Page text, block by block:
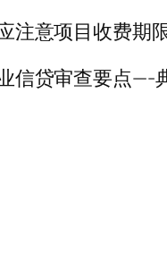
注意项目收费期
信贷审查要点—-